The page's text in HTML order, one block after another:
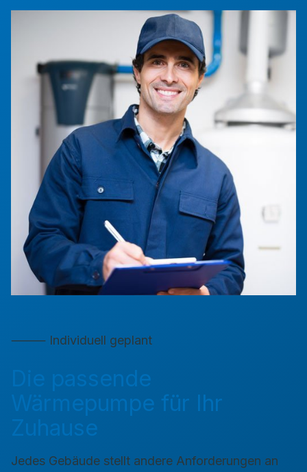
⸻ Individuell geplant
Die passende
Wärmepumpe für Ihr
Zuhause
Jedes Gebäude stellt andere Anforderungen an